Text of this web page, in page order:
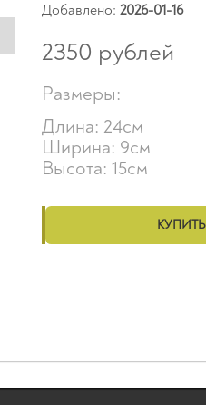
Добавлено: 2026-01-16
2350 рублей
Размеры:
Длина: 24см
Ширина: 9см
Высота: 15см
КУПИТЬ